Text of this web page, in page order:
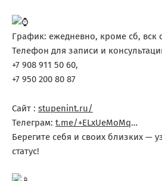
График: ежедневно, кроме сб, вск
Телефон для записи и
+7 908 911 50 60,
+7 950 200 80 87
Сайт : stupenint.ru/
Телеграм: t.me/+ELxUeMoMq…
Берегите себя и своих близких —
статус!